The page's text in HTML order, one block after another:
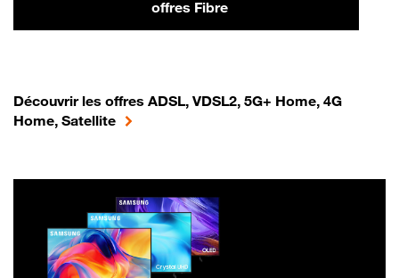
offres Fibre
Découvrir les offres ADSL, VDSL2, 5G+ Home, 4G
Home, Satellite